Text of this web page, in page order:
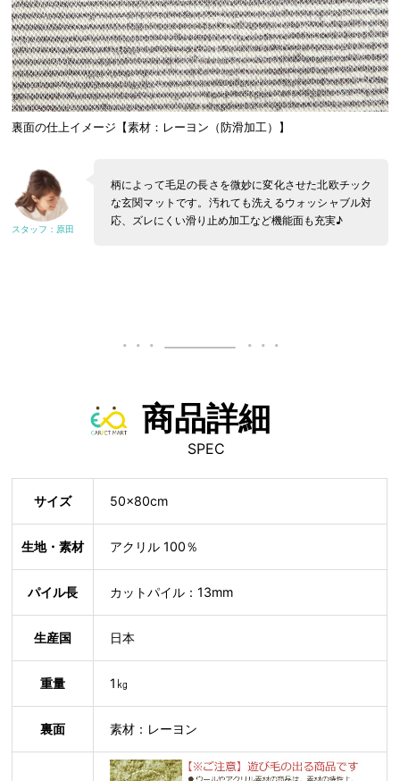
裏面の仕上イメージ【素材：レーヨン（防滑加工）】
柄によって毛足の長さを微妙に変化させた北欧チック
な玄関マットです。汚れても洗えるウォッシャブル対
応、ズレにくい滑り止め加工など機能面も充実♪
商品詳細
SPEC
サイズ 50×80cm
生地・素材 アクリル 100％
パイル長 カットパイル：13mm
生産国 日本
重量 1㎏
裏面 素材：レーヨン